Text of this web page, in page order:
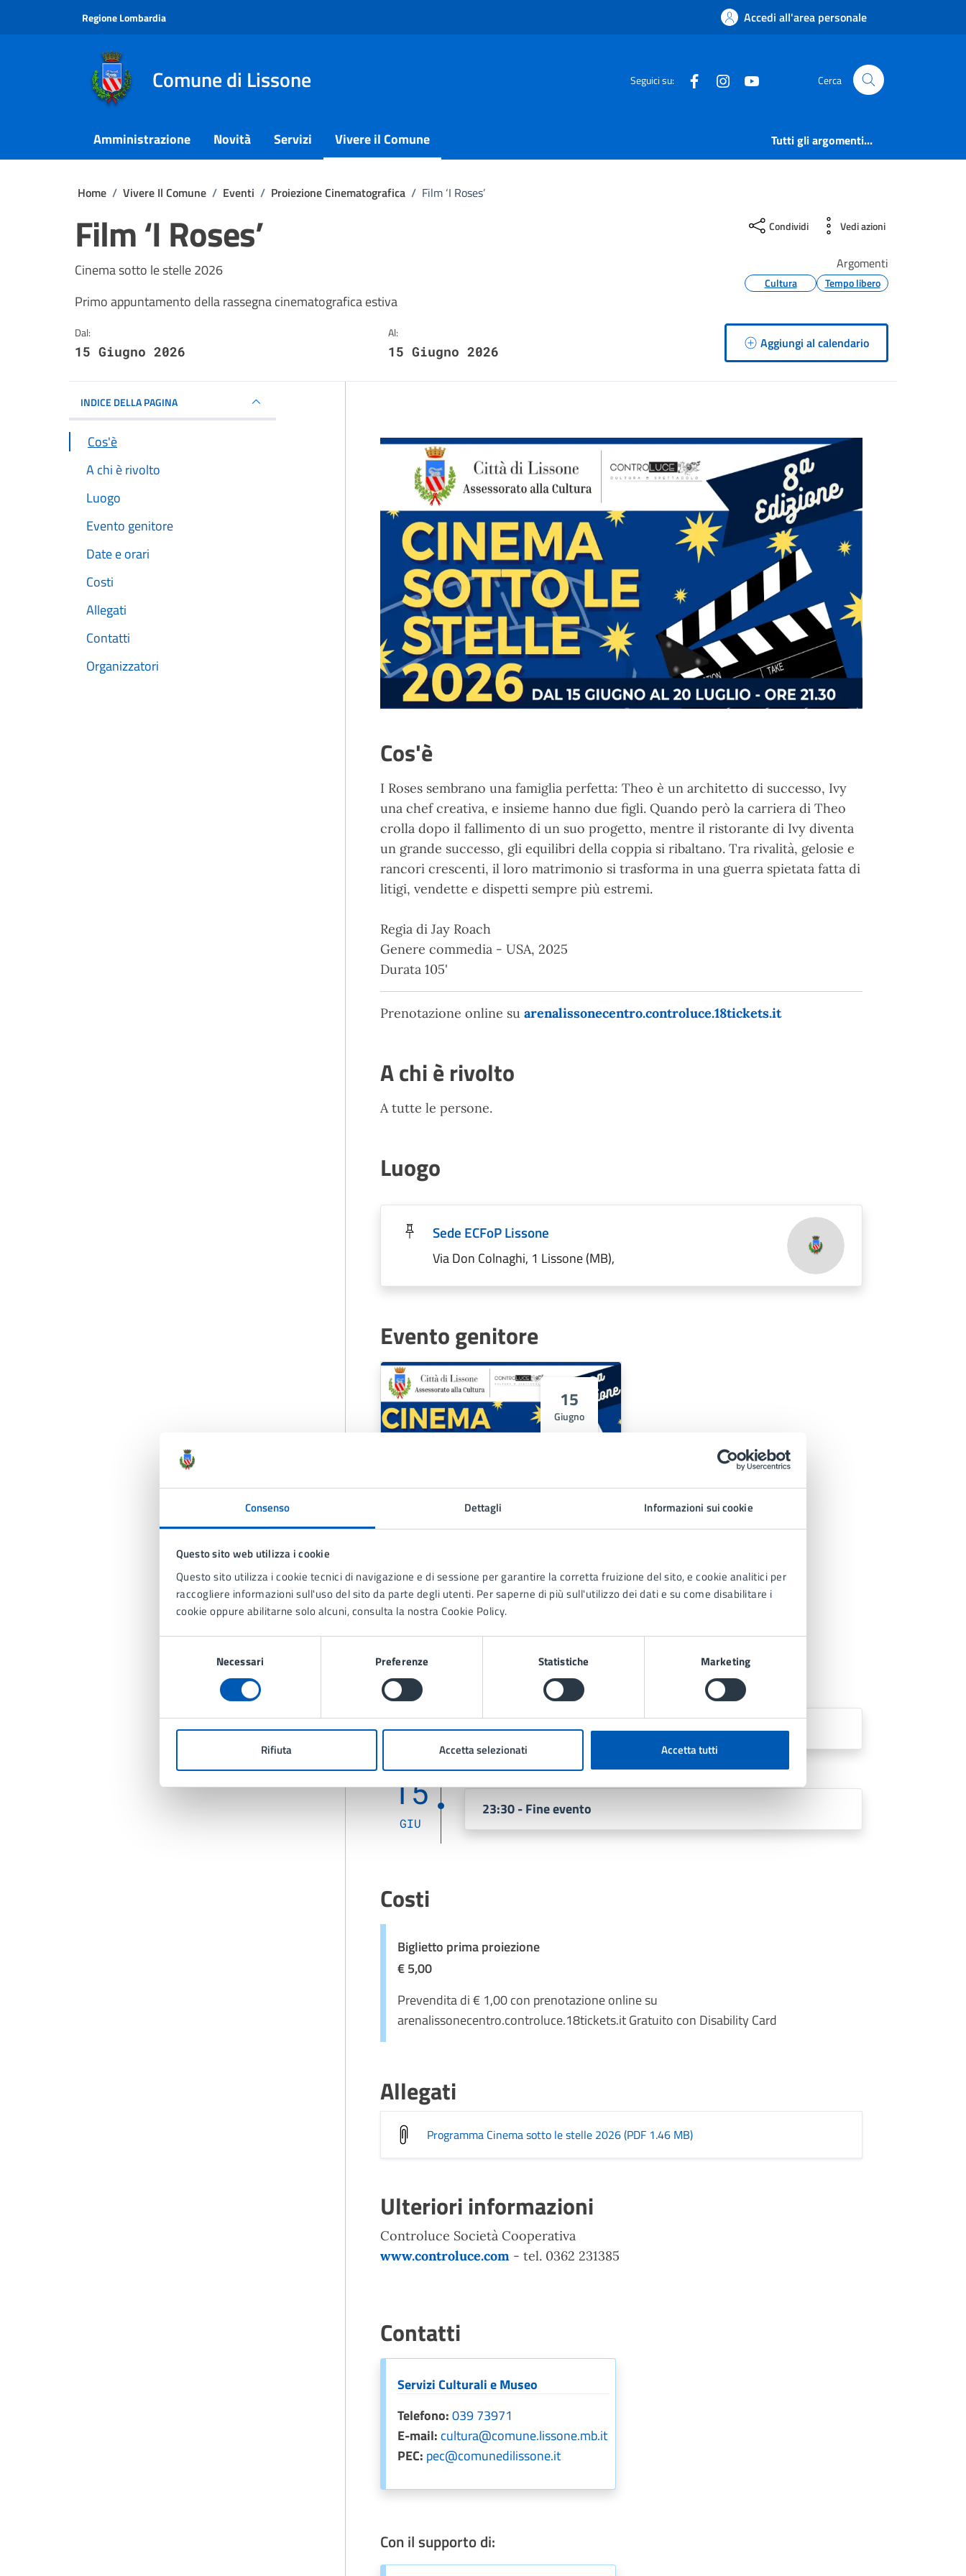
Consenso Dettagli Informazioni sui cookie
Questo sito web utilizza i cookie
Questo sito utilizza i cookie tecnici di navigazione e di sessione per garantire la corretta fruizione del sito, e cookie analitici per
raccogliere informazioni sull'uso del sito da parte degli utenti. Per saperne di più sull'utilizzo dei dati e su come disabilitare i
cookie oppure abilitarne solo alcuni, consulta la nostra Cookie Policy.
Necessari Preferenze Statistiche Marketing
Rifiuta Accetta selezionati Accetta tutti
Regione Lombardia Accedi all'area personale
Comune di Lissone Seguici su: FacebookInstagram Cerca
Amministrazione Novità Servizi Vivere il Comune Tutti gli argomenti...
Home / Vivere Il Comune / Eventi / Proiezione Cinematografica / Film ‘I Roses’
Film ‘I Roses’
Cinema sotto le stelle 2026
Primo appuntamento della rassegna cinematografica estiva
Condividi Vedi azioni
Argomenti
Cultura Tempo libero
Dal:
15 Giugno 2026
Al:
15 Giugno 2026
Aggiungi al calendario
INDICE DELLA PAGINA
Cos'è
A chi è rivolto
Luogo
Evento genitore
Date e orari
Costi
Allegati
Contatti
Organizzatori
Cos'è
I Roses sembrano una famiglia perfetta: Theo è un architetto di successo, Ivy
una chef creativa, e insieme hanno due figli. Quando però la carriera di Theo
crolla dopo il fallimento di un suo progetto, mentre il ristorante di Ivy diventa
un grande successo, gli equilibri della coppia si ribaltano. Tra rivalità, gelosie e
rancori crescenti, il loro matrimonio si trasforma in una guerra spietata fatta di
litigi, vendette e dispetti sempre più estremi.
Regia di Jay Roach
Genere commedia - USA, 2025
Durata 105'
Prenotazione online su arenalissonecentro.controluce.18tickets.it
A chi è rivolto
A tutte le persone.
Luogo
Sede ECFoP Lissone
Via Don Colnaghi, 1 Lissone (MB),
Evento genitore
15
Giugno
Cinema sotto le stelle 2026
LEGGI DI PIÙ
Date e orari
15 21:30 - Inizio evento
15
GIU
23:30 - Fine evento
Costi
Biglietto prima proiezione
€ 5,00
Prevendita di € 1,00 con prenotazione online su
arenalissonecentro.controluce.18tickets.it Gratuito con Disability Card
Allegati
Programma Cinema sotto le stelle 2026 (PDF 1.46 MB)
Ulteriori informazioni
Controluce Società Cooperativa
www.controluce.com - tel. 0362 231385
Contatti
Servizi Culturali e Museo
Telefono:039 73971
E-mail: cultura@comune.lissone.mb.it
PEC: pec@comunedilissone.it
Con il supporto di: